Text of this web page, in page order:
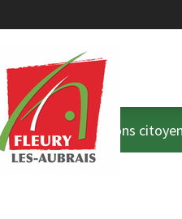
AccueilMenu principal
/ Consultations